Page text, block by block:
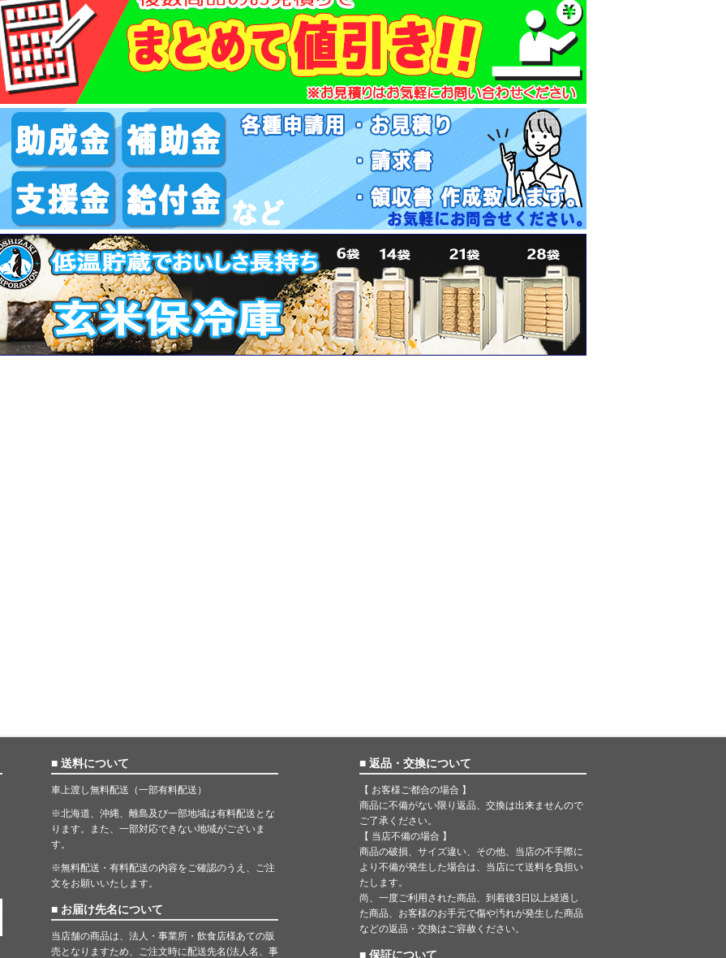
■ 送料について
車上渡し無料配送（一部有料配送）
※北海道、沖縄、離島及び一部地域は有料配送とな
ります。また、一部対応できない地域がございま
す。
※無料配送・有料配送の内容をご確認のうえ、ご注
文をお願いいたします。
■ お届け先名について
当店舗の商品は、法人・事業所・飲食店様あての販
売となりますため、ご注文時に配送先名(法人名、事
■ 返品・交換について
【 お客様ご都合の場合 】
商品に不備がない限り返品、交換は出来ませんので
ご了承ください。
【 当店不備の場合 】
商品の破損、サイズ違い、その他、当店の不手際に
より不備が発生した場合は、当店にて送料を負担い
たします。
尚、一度ご利用された商品、到着後3日以上経過し
た商品、お客様のお手元で傷や汚れが発生した商品
などの返品・交換はご容赦ください。
■ 保証について